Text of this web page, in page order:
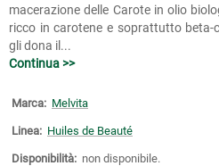
macerazione delle Carote in olio
ricco in carotene e soprattutto beta-
gli dona il...
Continua >>
Marca: Melvita
Linea: Huiles de Beauté
Disponibilità: non disponibile.